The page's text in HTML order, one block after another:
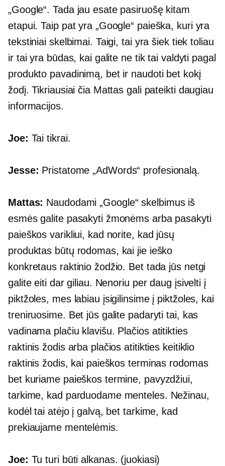
„Google“. Tada jau esate pasiruošę kitam
etapui. Taip pat yra „Google“ paieška, kuri yra
tekstiniai skelbimai. Taigi, tai yra šiek tiek toliau
ir tai yra būdas, kai galite ne tik tai valdyti pagal
produkto pavadinimą, bet ir naudoti bet kokį
žodį. Tikriausiai čia Mattas gali pateikti daugiau
informacijos.
Joe: Tai tikrai.
Jesse: Pristatome „AdWords“ profesionalą.
Mattas: Naudodami „Google“ skelbimus iš
esmės galite pasakyti žmonėms arba pasakyti
paieškos varikliui, kad norite, kad jūsų
produktas būtų rodomas, kai jie ieško
konkretaus raktinio žodžio. Bet tada jūs netgi
galite eiti dar giliau. Nenoriu per daug įsivelti į
piktžoles, mes labiau įsigilinsime į piktžoles, kai
treniruosime. Bet jūs galite padaryti tai, kas
vadinama plačiu klavišu. Plačios atitikties
raktinis žodis arba plačios atitikties keitiklio
raktinis žodis, kai paieškos terminas rodomas
bet kuriame paieškos termine, pavyzdžiui,
tarkime, kad parduodame menteles. Nežinau,
kodėl tai atėjo į galvą, bet tarkime, kad
prekiaujame mentelėmis.
Joe: Tu turi būti alkanas. (juokiasi)